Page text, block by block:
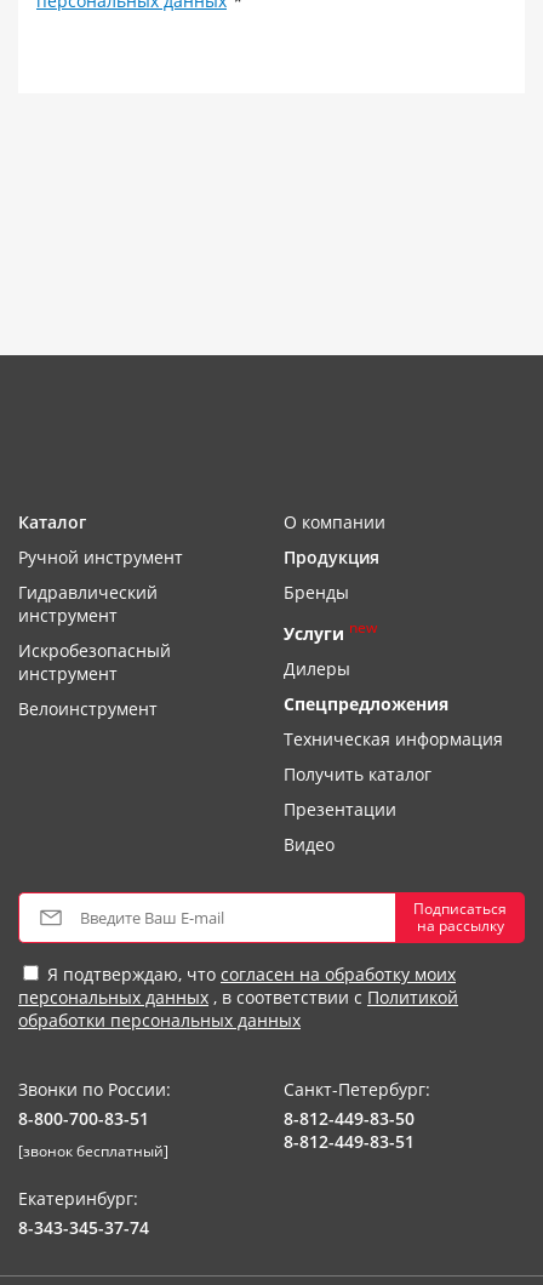
Каталог
Ручной инструмент
Гидравлический
инструмент
Искробезопасный
инструмент
Велоинструмент
О компании
Продукция
Бренды
Услуги new
Дилеры
Спецпредложения
Техническая информация
Получить каталог
Презентации
Видео
Подписаться
на рассылку
Я подтверждаю, что согласен на обработку моих
персональных данных , в соответствии с Политикой
обработки персональных данных
Звонки по России:
8-800-700-83-51
[звонок бесплатный]
Санкт-Петербург:
8-812-449-83-50
8-812-449-83-51
Екатеринбург:
8-343-345-37-74